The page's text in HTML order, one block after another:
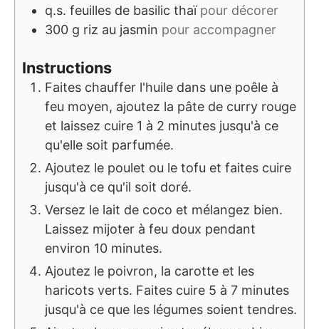
q.s. feuilles de basilic thaï pour décorer
300 g riz au jasmin pour accompagner
Instructions
Faites chauffer l'huile dans une poêle à
feu moyen, ajoutez la pâte de curry rouge
et laissez cuire 1 à 2 minutes jusqu'à ce
qu'elle soit parfumée.
Ajoutez le poulet ou le tofu et faites cuire
jusqu'à ce qu'il soit doré.
Versez le lait de coco et mélangez bien.
Laissez mijoter à feu doux pendant
environ 10 minutes.
Ajoutez le poivron, la carotte et les
haricots verts. Faites cuire 5 à 7 minutes
jusqu'à ce que les légumes soient tendres.